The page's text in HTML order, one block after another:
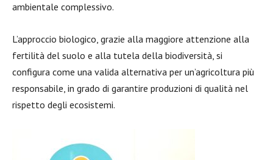
ambientale complessivo.
L’approccio biologico, grazie alla maggiore attenzione alla
fertilità del suolo e alla tutela della biodiversità, si
configura come una valida alternativa per un’agricoltura più
responsabile, in grado di garantire produzioni di qualità nel
rispetto degli ecosistemi.